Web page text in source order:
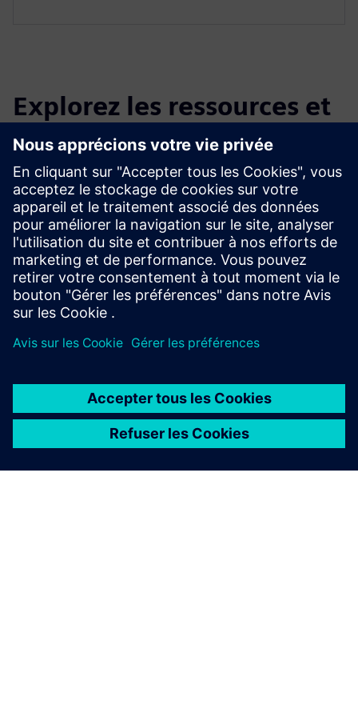
Explorez les ressources et
les produits connexes
Renseignements et ressources
supplémentaires
3D inventory documentation and data management (en
allemand uniquement)